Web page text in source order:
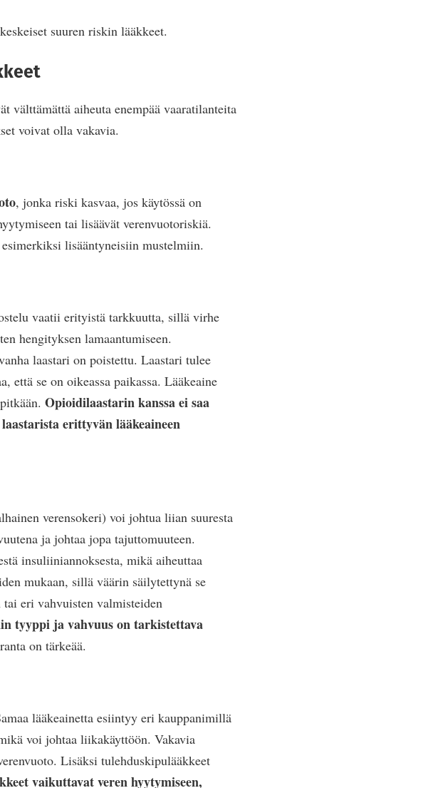
suuren riskin lääkkeet.
välttämättä aiheuta enempää vaaratilanteita
voivat olla vakavia.
, jonka riski kasvaa, jos käytössä on
tai lisäävät verenvuotoriskiä.
lisääntyneisiin mustelmiin.
vaatii erityistä tarkkuutta, sillä virhe
hengityksen lamaantumiseen.
laastari on poistettu. Laastari tulee
se on oikeassa paikassa. Lääkeaine
Opioidilaastarin kanssa ei saa
erittyvän lääkeaineen
verensokeri) voi johtua liian suuresta
ja johtaa jopa tajuttomuuteen.
insuliiniannoksesta, mikä aiheuttaa
mukaan, sillä väärin säilytettynä se
eri vahvuisten valmisteiden
tyyppi ja vahvuus on tarkistettava
on tärkeää.
lääkeainetta esiintyy eri kauppanimillä
voi johtaa liikakäyttöön. Vakavia
Lisäksi tulehduskipulääkkeet
vaikuttavat veren hyytymiseen,